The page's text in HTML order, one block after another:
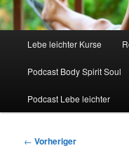
Lebe leichter Kurse
Podcast Body Spirit Soul
Podcast Lebe leichter
Beitragsnavigation
← Vorheriger